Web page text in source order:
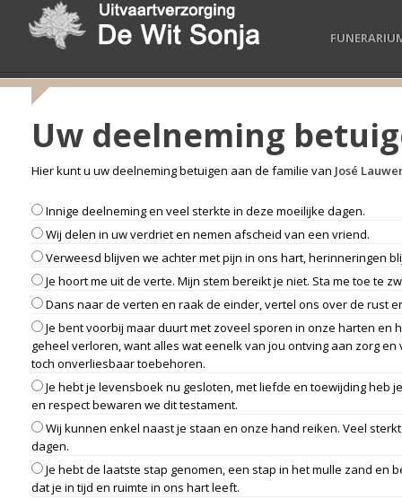
Uw deelneming
Hier kunt u uw deelneming betuigen aan de familie van José
Innige deelneming en veel sterkte in deze moeilijke dagen.
Wij delen in uw verdriet en nemen afscheid van een vriend.
Verweesd blijven we achter met pijn in ons hart, herinneringen
Je hoort me uit de verte. Mijn stem bereikt je niet. Sta me toe te
Dans naar de verten en raak de einder, vertel ons over de rust
Je bent voorbij maar duurt met zoveel sporen in onze harten en
geheel verloren, want alles wat eenelk van jou ontving aan zorg
toch onverliesbaar toebehoren.
Je hebt je levensboek nu gesloten, met liefde en toewijding heb
en respect bewaren we dit testament.
Wij kunnen enkel naast je staan en onze hand reiken. Veel
dagen.
Je hebt de laatste stap genomen, een stap in het mulle zand en
dat je in tijd en ruimte in ons hart leeft.